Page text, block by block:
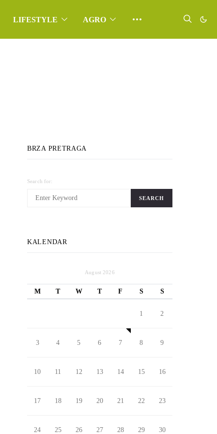
LIFESTYLE AGRO
BRZA PRETRAGA
Search for:
SEARCH
KALENDAR
August 2026
M T W T F S S
1 2
3 4 5 6 7 8 9
10 11 12 13 14 15 16
17 18 19 20 21 22 23
24 25 26 27 28 29 30